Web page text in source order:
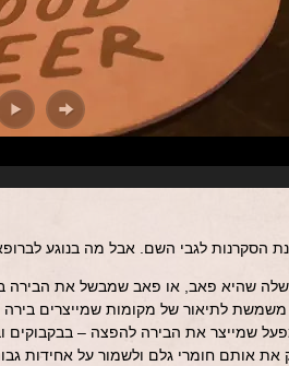
הסקרנות לגבי השם. אבל מה בנוגע
שהיא פאב, או פאב שמבשל את הבירה
לתיאור של מקומות שמייצרים בירה
שמייצר את הבירה להפצה – בבקבוקים
את אותם חומרי גלם ולשמור על אחידות